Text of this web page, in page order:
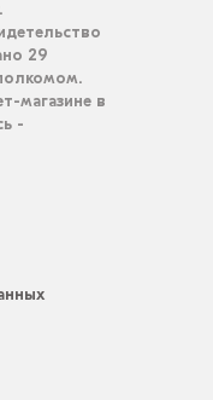
29
магазине в
-